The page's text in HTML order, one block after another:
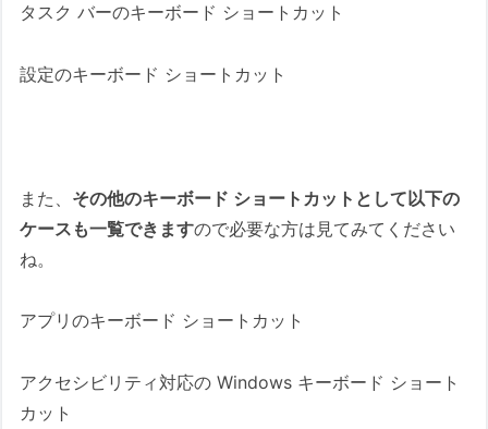
タスク バーのキーボード ショートカット
設定のキーボード ショートカット
また、 その他のキーボード ショートカットとして以下の
ケースも一覧できますので必要な方は見てみてください
ね。
アプリのキーボード ショートカット
アクセシビリティ対応の Windows キーボード ショート
カット